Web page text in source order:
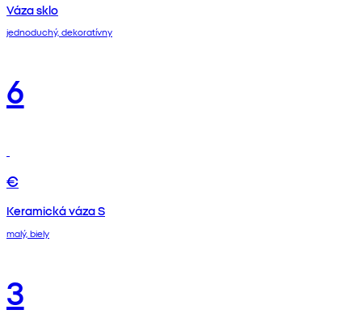
Váza sklo
jednoduchý, dekoratívny
6
€
Keramická váza S
malý, biely
3